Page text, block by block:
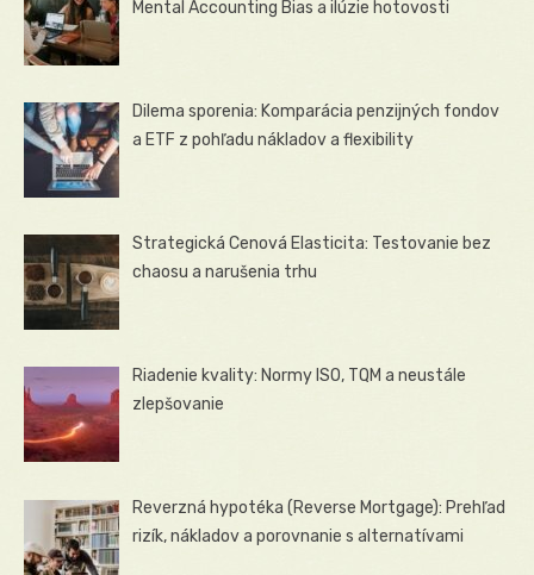
Mental Accounting Bias a ilúzie hotovosti
Dilema sporenia: Komparácia penzijných fondov
a ETF z pohľadu nákladov a flexibility
Strategická Cenová Elasticita: Testovanie bez
chaosu a narušenia trhu
Riadenie kvality: Normy ISO, TQM a neustále
zlepšovanie
Reverzná hypotéka (Reverse Mortgage): Prehľad
rizík, nákladov a porovnanie s alternatívami